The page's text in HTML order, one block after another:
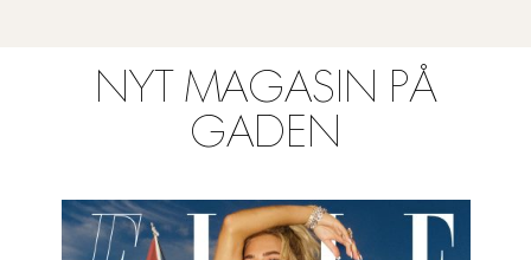
NYT MAGASIN PÅ
GADEN